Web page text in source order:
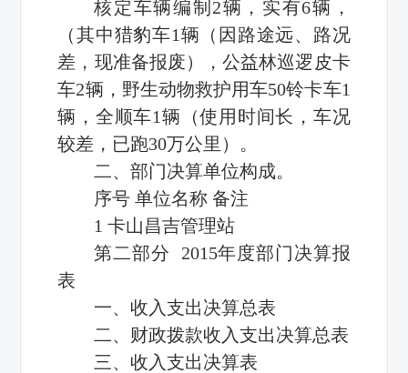
核定车辆编制2辆，实有6辆，
（其中猎豹车1辆（因路途远、路况
差，现准备报废），公益林巡逻皮卡
车2辆，野生动物救护用车50铃卡车1
辆，全顺车1辆（使用时间长，车况
较差，已跑30万公里）。
二、部门决算单位构成。
序号 单位名称 备注
1 卡山昌吉管理站
第二部分 2015年度部门决算报
表
一、收入支出决算总表
二、财政拨款收入支出决算总表
三、收入支出决算表